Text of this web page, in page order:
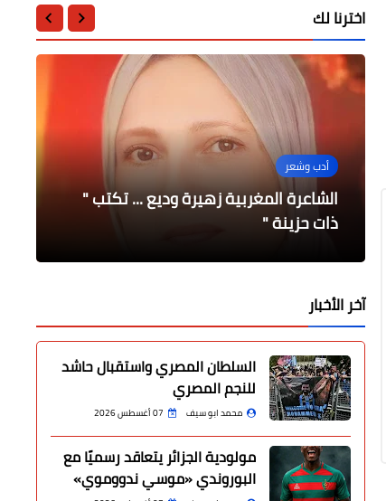
اخترنا لك
أدب وشعر
الشاعرة المغربية زهيرة وديع ... تكتب "
ذات حزينة "
أدب وشعر
حنان راشد ... تكتب " دموع الرحيل "
الرأى
مروة محمد عبد المنعم ... تكتب "أحيانا
قليلا من الأنانية يفيد"
الثقافة
إحياء الولع بالحضارة المصرية
التعليم
غدا .. جامعة بنها تطلق مسابقة الجامعة
الخضراء الذكية
آخر الأخبار
السلطان المصري واستقبال حاشد
للنجم المصري
محمد ابو سيف 07 أغسطس 2026
مولودية الجزائر يتعاقد رسميًا مع
البوروندي «موسي ندووموي»